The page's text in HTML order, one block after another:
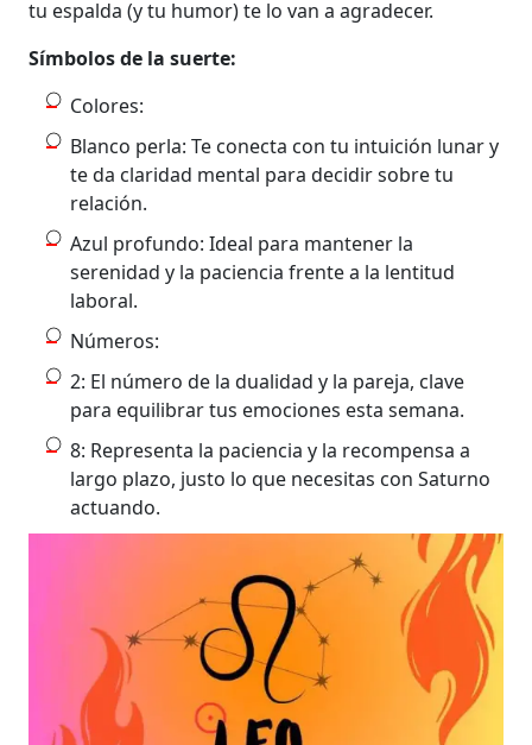
tu espalda (y tu humor) te lo van a agradecer.
Símbolos de la suerte:
Colores:
Blanco perla: Te conecta con tu intuición lunar y
te da claridad mental para decidir sobre tu
relación.
Azul profundo: Ideal para mantener la
serenidad y la paciencia frente a la lentitud
laboral.
Números:
2: El número de la dualidad y la pareja, clave
para equilibrar tus emociones esta semana.
8: Representa la paciencia y la recompensa a
largo plazo, justo lo que necesitas con Saturno
actuando.